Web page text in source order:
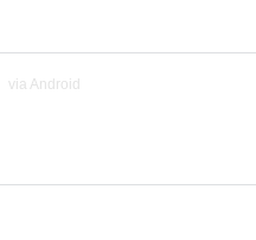
via Android